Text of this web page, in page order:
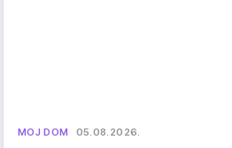
MOJ DOM 05.08.2026.